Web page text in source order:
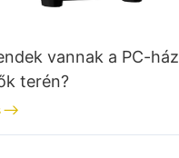
vannak a PC-ház
terén?